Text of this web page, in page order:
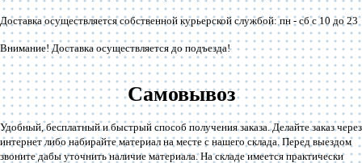
Доставка осуществляется собственной курьерской службой: пн - сб с 10 до 23
Внимание! Доставка осуществляется до подъезда!
Самовывоз
Удобный, бесплатный и быстрый способ получения заказа. Делайте заказ через
интернет либо набирайте материал на месте с нашего склада. Перед выездом
звоните дабы уточнить наличие материала. На складе имеется практически